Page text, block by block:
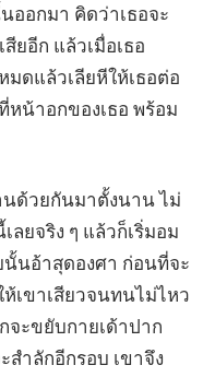
ออกมา คิดว่าเธอจะ
ยอีก แล้วเมื่อเธอ
ดแล้วเลียหีให้เธอต่อ
น้าอกของเธอ พร้อม
นด้วยกันมาตั้งนาน ไม่
ยจริง ๆ แล้วก็เริ่มอม
นั้นอ้าสุดองศา ก่อนที่จะ
เขาเสียวจนทนไม่ไหว
จะขยับกายเด้าปาก
สำลักอีกรอบ เขาจึง